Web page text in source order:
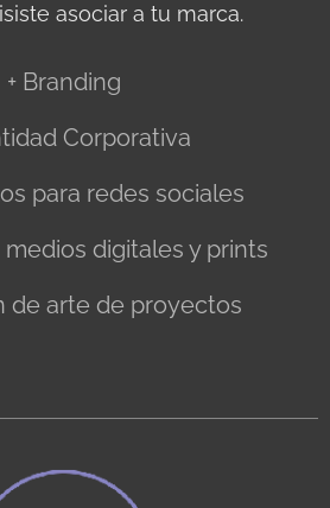
asociar a tu marca.
+ Branding
Corporativa
para redes sociales
medios digitales y prints
de arte de proyectos